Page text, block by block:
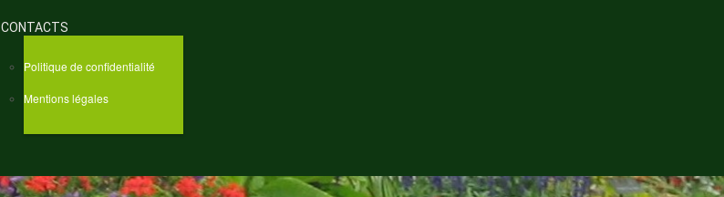
CONTACTS
Politique de confidentialité
Mentions légales